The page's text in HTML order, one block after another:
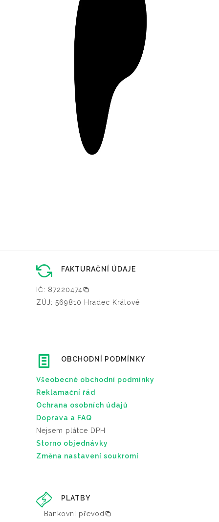
FAKTURAČNÍ ÚDAJE
IČ: 87220474
ZÚJ: 569810 Hradec Králové
OBCHODNÍ PODMÍNKY
Všeobecné obchodní podmínky
Reklamační řád
Ochrana osobních údajů
Doprava a FAQ
Nejsem plátce DPH
Storno objednávky
Změna nastavení soukromí
PLATBY
Bankovní převod